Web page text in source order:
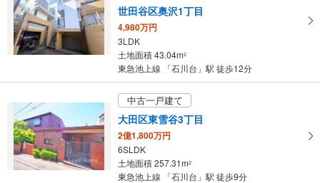
世田谷区奥沢1丁目
4,980万円
3LDK
土地面積 43.04m2
東急池上線 「石川台」駅 徒歩12分
中古一戸建て
大田区東雪谷3丁目
2億1,800万円
6SLDK
土地面積 257.31m2
東急池上線 「石川台」駅 徒歩9分